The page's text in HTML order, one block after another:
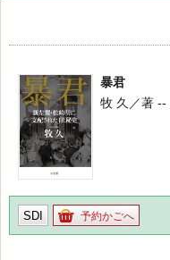
暴君
牧 久／著
SDI 予約かごへ